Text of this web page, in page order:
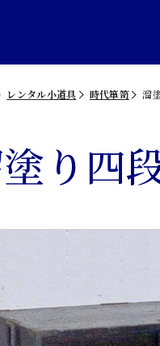
レンタル小道具 時代箪笥 溜
り四